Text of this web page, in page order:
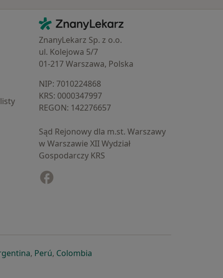
Kontakt
ZnanyLekarz - Strona główna
ZnanyLekarz Sp. z o.o.
ul. Kolejowa 5/7
01-217 Warszawa, Polska
NIP: ⁠7010224868
KRS: ⁠0000347997
REGON: ⁠142276657
Sąd Rejonowy dla m.st. Warszawy
w Warszawie XII Wydział
Gospodarczy KRS
karcie
w nowej karcie
się w nowej karcie
otwiera się w nowej karcie
, Perúotwiera się w nowej karcie
, Colombiaotwiera się w nowej karcie